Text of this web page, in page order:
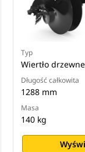
Typ
Wiertło drzewne
Długość całkowita
1288 mm
Masa
140 kg